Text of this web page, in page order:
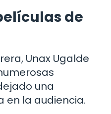
de
Unax Ugalde
una
en la audiencia.